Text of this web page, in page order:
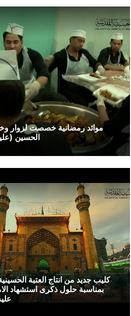
موائد رمضانية خصصت لزوار
الحسين
كليب جديد من انتاج العتبة
بمناسبة حلول ذكرى استشهاد